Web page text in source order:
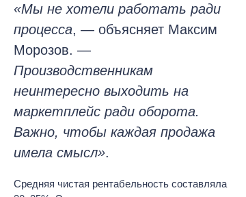
«Мы не хотели работать ради
процесса, — объясняет Максим
Морозов. —
Производственникам
неинтересно выходить на
маркетплейс ради оборота.
Важно, чтобы каждая продажа
имела смысл».
Средняя чистая рентабельность составляла